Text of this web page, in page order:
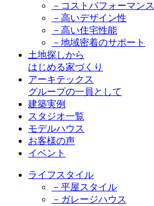
－コストパフォーマンス
－高いデザイン性
－高い住宅性能
－地域密着のサポート
土地探しから
はじめる家づくり
アーキテックス
グループの一員として
建築実例
スタジオ一覧
モデルハウス
お客様の声
イベント
ライフスタイル
－平屋スタイル
－ガレージハウス